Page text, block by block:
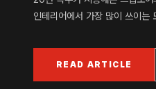
인테리어에서 가장 많이 쓰이
READ ARTICLE